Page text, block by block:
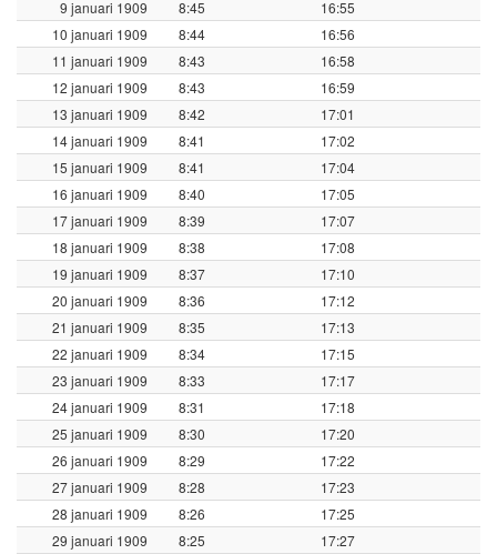
9 januari 1909 8:45
16:55
10 januari 1909
8:44
16:56
11 januari 1909
8:43
16:58
12 januari 1909
8:43
16:59
13 januari 1909
8:42
17:01
14 januari 1909
8:41
17:02
15 januari 1909
8:41
17:04
16 januari 1909
8:40
17:05
17 januari 1909
8:39
17:07
18 januari 1909
8:38
17:08
19 januari 1909
8:37
17:10
20 januari 1909
8:36
17:12
21 januari 1909
8:35
17:13
22 januari 1909
8:34
17:15
23 januari 1909
8:33
17:17
24 januari 1909
8:31
17:18
25 januari 1909
8:30
17:20
26 januari 1909
8:29
17:22
27 januari 1909
8:28
17:23
28 januari 1909
8:26
17:25
29 januari 1909
8:25
17:27